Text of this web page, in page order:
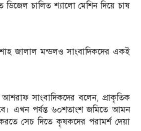
চালিত শ্যালো মেশিন দিয়ে চাষ
জালাল মন্ডলও সাংবাদিকদের একই
আশরাফ সাংবাদিকদের বলেন, প্রাকৃতিক
এখন পর্যন্ত ৬০শতাংশ জমিতে আমন
সেচ দিতে কৃষকদের পরামর্শ দেয়া